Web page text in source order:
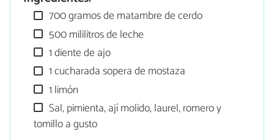
700 gramos de matambre de cerdo
500 mililitros de leche
1 diente de ajo
1 cucharada sopera de mostaza
1 limón
Sal, pimienta, ají molido, laurel, romero y
tomillo a gusto